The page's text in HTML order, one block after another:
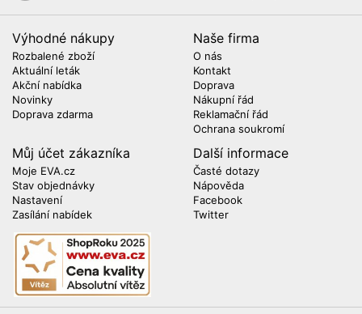
Výhodné nákupy
Rozbalené zboží
Aktuální leták
Akční nabídka
Novinky
Doprava zdarma
Naše firma
O nás
Kontakt
Doprava
Nákupní řád
Reklamační řád
Ochrana soukromí
Můj účet zákazníka
Moje EVA.cz
Stav objednávky
Nastavení
Zasílání nabídek
Další informace
Časté dotazy
Nápověda
Facebook
Twitter